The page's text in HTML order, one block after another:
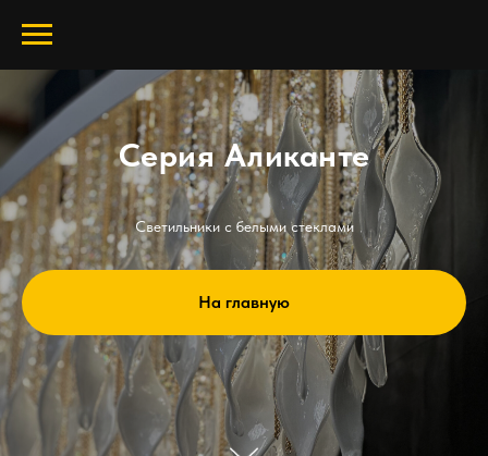
Серия Аликанте
Светильники с белыми стеклами
На главную